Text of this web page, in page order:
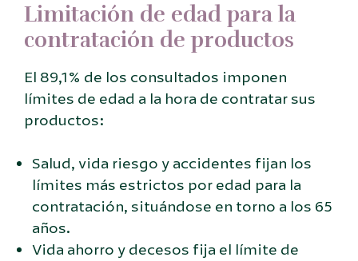
Limitación de edad para la
contratación de productos
El 89,1% de los consultados imponen
límites de edad a la hora de contratar sus
productos:
Salud, vida riesgo y accidentes fijan los
límites más estrictos por edad para la
contratación, situándose en torno a los 65
años.
Vida ahorro y decesos fija el límite de